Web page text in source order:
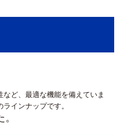
ど、最適な機能を備えていま
インナップです。